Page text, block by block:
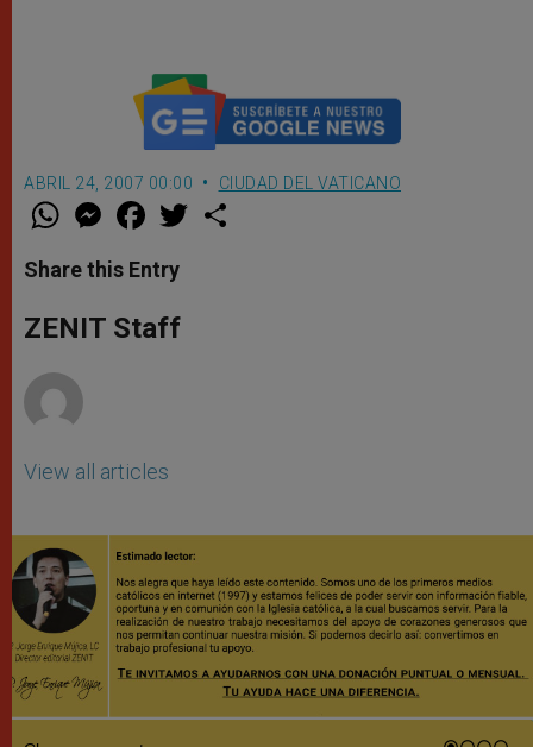
ABRIL 24, 2007 00:00 CIUDAD DEL VATICANO
W
t
s
p
p
M
e
s
e
g
e
F
a
e
b
o
k
w
Share this Entry
ZENIT Staff
View all articles